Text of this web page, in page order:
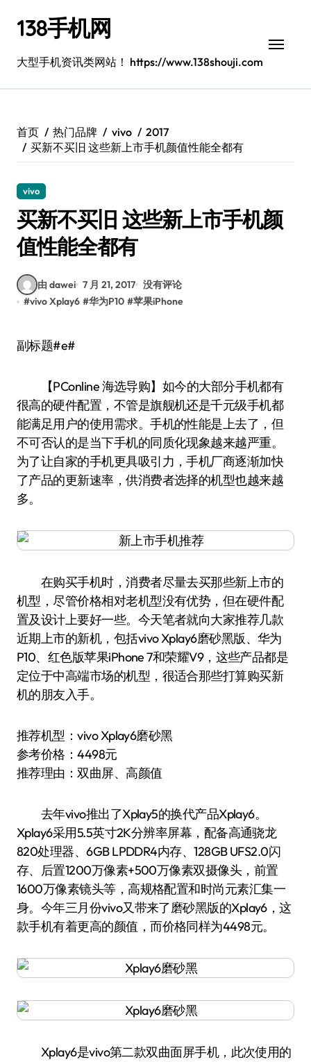
138手机网
大型手机资讯类网站！ https://www.138shouji.com
首页 热门品牌 vivo
2017
买新不买旧 这些新上市手机颜值性能全都有
vivo
买新不买旧 这些新上市手机颜
值性能全都有
由 dawei 7 月 21, 2017 没有评论
#vivo Xplay6 #华为P10 #苹果iPhone
副标题#e#
【PConline 海选导购】如今的大部分手机都有
很高的硬件配置，不管是旗舰机还是千元级手机都
能满足用户的使用需求。手机的性能是上去了，但
不可否认的是当下手机的同质化现象越来越严重。
为了让自家的手机更具吸引力，手机厂商逐渐加快
了产品的更新速率，供消费者选择的机型也越来越
多。
在购买手机时，消费者尽量去买那些新上市的
机型，尽管价格相对老机型没有优势，但在硬件配
置及设计上要好一些。今天笔者就向大家推荐几款
近期上市的新机，包括vivo Xplay6磨砂黑版、华为
P10、红色版苹果iPhone 7和荣耀V9，这些产品都是
定位于中高端市场的机型，很适合那些打算购买新
机的朋友入手。
推荐机型：vivo Xplay6磨砂黑
参考价格：4498元
推荐理由：双曲屏、高颜值
去年vivo推出了Xplay5的换代产品Xplay6。
Xplay6采用5.5英寸2K分辨率屏幕，配备高通骁龙
820处理器、6GB LPDDR4内存、128GB UFS2.0闪
存、后置1200万像素+500万像素双摄像头，前置
1600万像素镜头等，高规格配置和时尚元素汇集一
身。今年三月份vivo又带来了磨砂黑版的Xplay6，这
款手机有着更高的颜值，而价格同样为4498元。
Xplay6是vivo第二款双曲面屏手机，此次使用的